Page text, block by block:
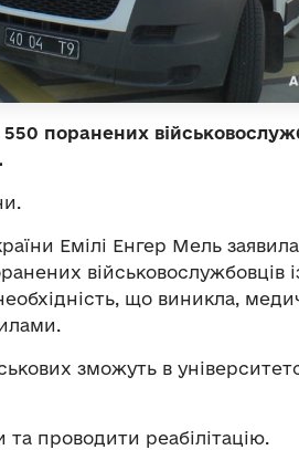
поранених
Емілі Енгер Мель
військовослужбовців
що виникла,
зможуть в
та проводити реабілітацію.